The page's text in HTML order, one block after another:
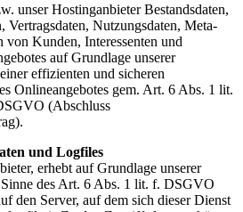
unser Hostinganbieter Bestandsdaten,
Vertragsdaten, Nutzungsdaten, Meta-
Kunden, Interessenten und
auf Grundlage unserer
effizienten und sicheren
Onlineangebotes gem. Art. 6 Abs. 1 lit.
(Abschluss
und Logfiles
erhebt auf Grundlage unserer
des Art. 6 Abs. 1 lit. f. DSGVO
den Server, auf dem sich dieser Dienst